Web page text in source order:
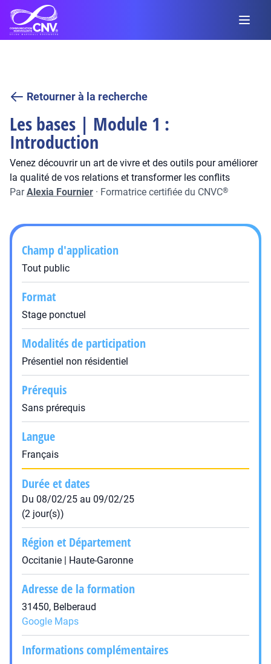
Retourner à la recherche
Les bases | Module 1 :
Introduction
Venez découvrir un art de vivre et des outils pour améliorer
la qualité de vos relations et transformer les conflits
ParAlexia Fournier · Formatrice certifiée du CNVC®
Champ d'application
Tout public
Format
Stage ponctuel
Modalités de participation
Présentiel non résidentiel
Prérequis
Sans prérequis
Langue
Français
Durée et dates
Du 08/02/25 au 09/02/25
(2 jour(s))
Région et Département
Occitanie | Haute-Garonne
Adresse de la formation
31450, Belberaud
Google Maps
Informations complémentaires